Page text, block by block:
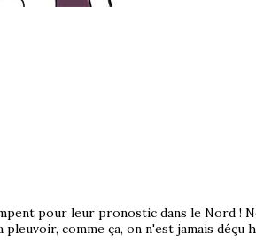
pour leur pronostic dans le Nord !
comme ça, on n'est jamais déçu